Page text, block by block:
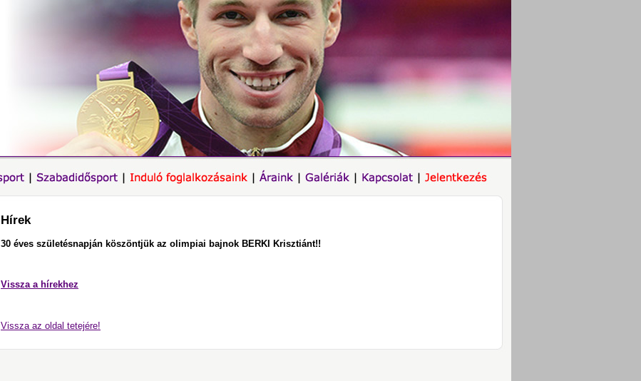
Hírek
30 éves születésnapján köszöntjük az olimpiai bajnok BERKI Krisztiánt!!
Vissza a hírekhez
Vissza az oldal tetejére!